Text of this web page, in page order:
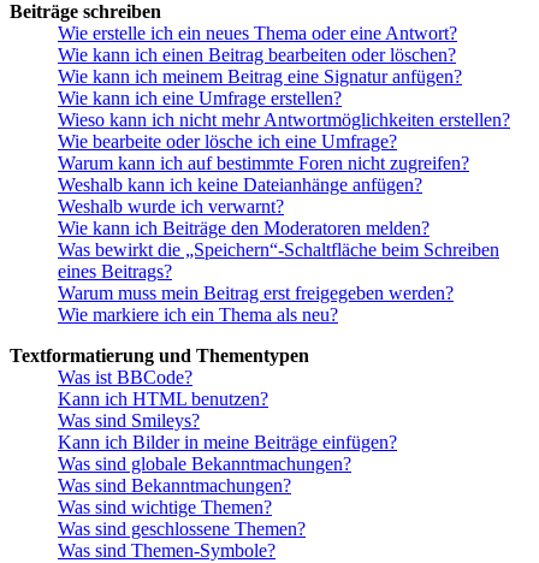
Beiträge schreiben
Wie erstelle ich ein neues Thema oder eine Antwort?
Wie kann ich einen Beitrag bearbeiten oder löschen?
Wie kann ich meinem Beitrag eine Signatur anfügen?
Wie kann ich eine Umfrage erstellen?
Wieso kann ich nicht mehr Antwortmöglichkeiten erstellen?
Wie bearbeite oder lösche ich eine Umfrage?
Warum kann ich auf bestimmte Foren nicht zugreifen?
Weshalb kann ich keine Dateianhänge anfügen?
Weshalb wurde ich verwarnt?
Wie kann ich Beiträge den Moderatoren melden?
Was bewirkt die „Speichern“-Schaltfläche beim Schreiben
eines Beitrags?
Warum muss mein Beitrag erst freigegeben werden?
Wie markiere ich ein Thema als neu?
Textformatierung und Thementypen
Was ist BBCode?
Kann ich HTML benutzen?
Was sind Smileys?
Kann ich Bilder in meine Beiträge einfügen?
Was sind globale Bekanntmachungen?
Was sind Bekanntmachungen?
Was sind wichtige Themen?
Was sind geschlossene Themen?
Was sind Themen-Symbole?